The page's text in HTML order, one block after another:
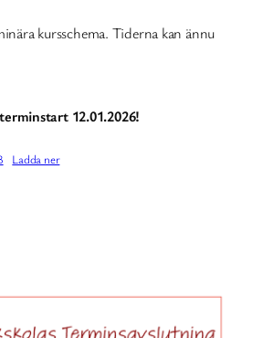
kursschema. Tiderna kan ännu
12.01.2026!
Ladda ner